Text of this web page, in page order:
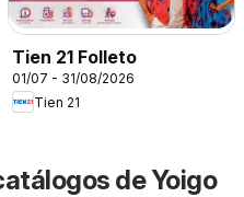
Tien 21 Folleto
01/07 - 31/08/2026
Tien 21
de Yoigo